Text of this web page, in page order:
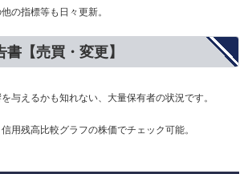
の指標等も日々更新。
【売買・変更】
与えるかも知れない、大量保有者の状況です。
用残高比較グラフの株価でチェック可能。